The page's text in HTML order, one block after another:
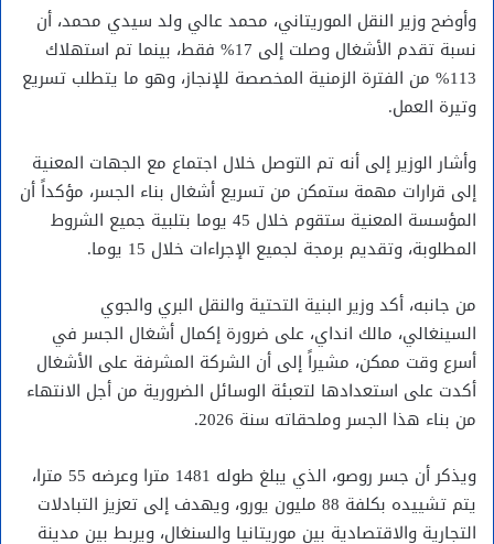
وأوضح وزير النقل الموريتاني، محمد عالي ولد سيدي محمد، أن
نسبة تقدم الأشغال وصلت إلى 17% فقط، بينما تم استهلاك
113% من الفترة الزمنية المخصصة للإنجاز، وهو ما يتطلب تسريع
وتيرة العمل.
وأشار الوزير إلى أنه تم التوصل خلال اجتماع مع الجهات المعنية
إلى قرارات مهمة ستمكن من تسريع أشغال بناء الجسر، مؤكداً أن
المؤسسة المعنية ستقوم خلال 45 يوما بتلبية جميع الشروط
المطلوبة، وتقديم برمجة لجميع الإجراءات خلال 15 يوما.
من جانبه، أكد وزير البنية التحتية والنقل البري والجوي
السينغالي، مالك انداي، على ضرورة إكمال أشغال الجسر في
أسرع وقت ممكن، مشيراً إلى أن الشركة المشرفة على الأشغال
أكدت على استعدادها لتعبئة الوسائل الضرورية من أجل الانتهاء
من بناء هذا الجسر وملحقاته سنة 2026.
ويذكر أن جسر روصو، الذي يبلغ طوله 1481 مترا وعرضه 55 مترا،
يتم تشييده بكلفة 88 مليون يورو، ويهدف إلى تعزيز التبادلات
التجارية والاقتصادية بين موريتانيا والسنغال، ويربط بين مدينة